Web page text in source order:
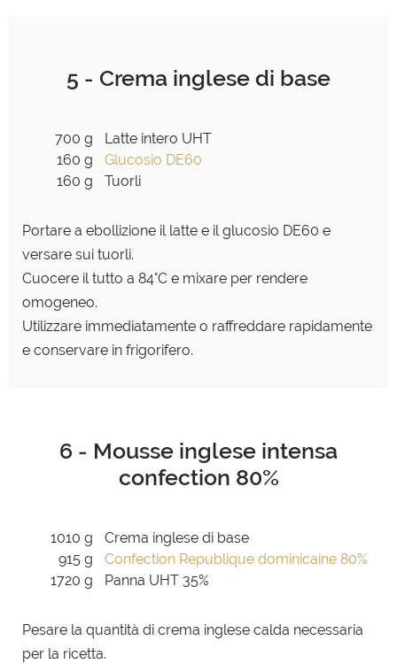
5 - Crema inglese di base
700 g
Latte intero UHT
160 g
Glucosio DE60
160 g
Tuorli
Portare a ebollizione il latte e il glucosio DE60 e
versare sui tuorli.
Cuocere il tutto a 84°C e mixare per rendere
omogeneo.
Utilizzare immediatamente o raffreddare rapidamente
e conservare in frigorifero.
6 - Mousse inglese intensa
confection 80%
1010 g
Crema inglese di base
915 g
Confection Republique dominicaine 80%
1720 g
Panna UHT 35%
Pesare la quantità di crema inglese calda necessaria
per la ricetta.